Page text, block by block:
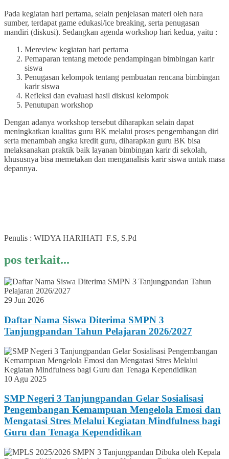
Pada kegiatan hari pertama, selain penjelasan materi oleh nara
sumber, terdapat game edukasi/ice breaking, serta penugasan
mandiri (diskusi). Sedangkan agenda workshop hari kedua, yaitu :
Mereview kegiatan hari pertama
Pemaparan tentang metode pendampingan bimbingan karir
siswa
Penugasan kelompok tentang pembuatan rencana bimbingan
karir siswa
Refleksi dan evaluasi hasil diskusi kelompok
Penutupan workshop
Dengan adanya workshop tersebut diharapkan selain dapat
meningkatkan kualitas guru BK melalui proses pengembangan diri
serta menambah angka kredit guru, diharapkan guru BK bisa
melaksanakan praktik baik layanan bimbingan karir di sekolah,
khususnya bisa memetakan dan menganalisis karir siswa untuk masa
depannya.
Penulis : WIDYA HARIHATI F.S, S.Pd
pos terkait...
29 Jun 2026
Daftar Nama Siswa Diterima SMPN 3
Tanjungpandan Tahun Pelajaran 2026/2027
10 Agu 2025
SMP Negeri 3 Tanjungpandan Gelar Sosialisasi
Pengembangan Kemampuan Mengelola Emosi dan
Mengatasi Stres Melalui Kegiatan Mindfulness bagi
Guru dan Tenaga Kependidikan